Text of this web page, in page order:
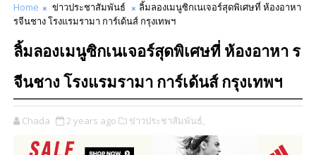
Home ข่าวประชาสัมพันธ์
ลิ้มลองเมนูซิกเนเจอร์สุดพิเศษที่ ห้องอาหา
รจีนชาง โรงแรมรามา การ์เด้นส์ กรุงเทพฯ
ลิ้มลองเมนูซิกเนเจอร์สุดพิเศษที่ ห้องอาหา ร
จีนชาง โรงแรมรามา การ์เด้นส์ กรุงเทพฯ
Chada 2 years ago ข่าวประชาสัมพันธ์,